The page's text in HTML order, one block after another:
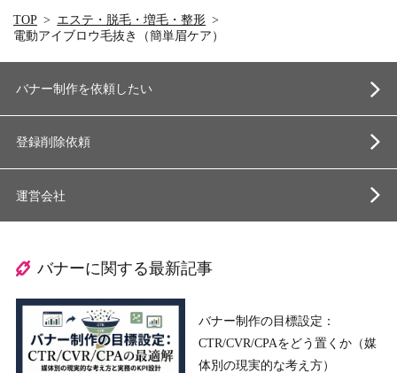
TOP
エステ・脱毛・増毛・整形
電動アイブロウ毛抜き（簡単眉ケア）
バナー制作を依頼したい
登録削除依頼
運営会社
バナーに関する最新記事
バナー制作の目標設定：
CTR/CVR/CPAをどう置くか（媒
体別の現実的な考え方）